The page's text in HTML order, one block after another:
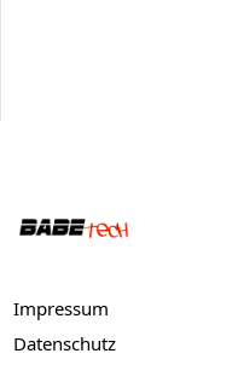
Impressum
Datenschutz